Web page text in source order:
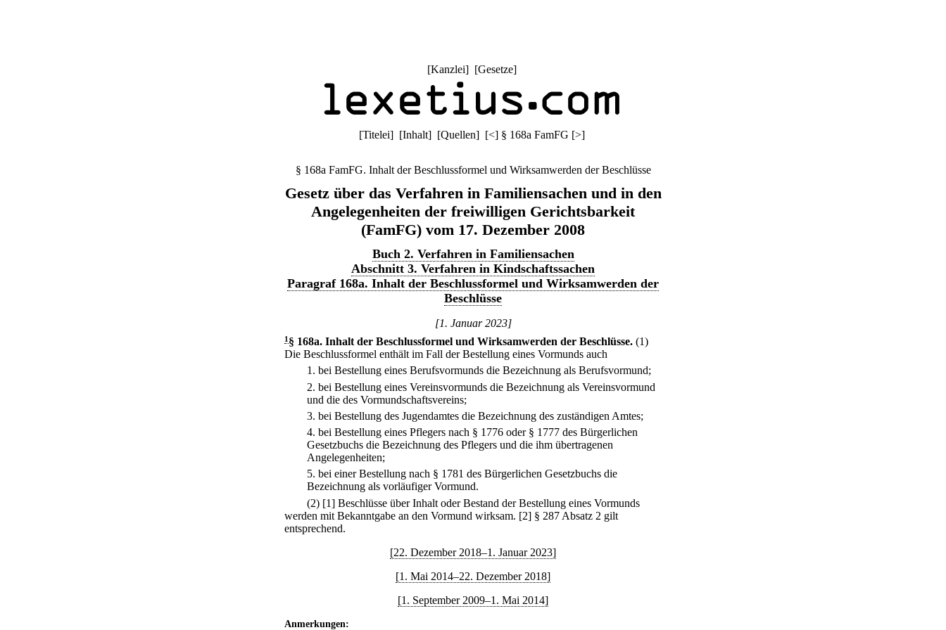
[Kanzlei] [Gesetze]
[Titelei] [Inhalt] [Quellen] [<] § 168a FamFG [>]
§ 168a FamFG. Inhalt der Beschlussformel und Wirksamwerden der Beschlüsse
Gesetz über das Verfahren in Familiensachen und in den
Angelegenheiten der freiwilligen Gerichtsbarkeit
(FamFG) vom 17. Dezember 2008
Buch 2. Verfahren in Familiensachen
Abschnitt 3. Verfahren in Kindschaftssachen
Paragraf 168a. Inhalt der Beschlussformel und Wirksamwerden der
Beschlüsse
[1. Januar 2023]
1 § 168a. Inhalt der Beschlussformel und Wirksamwerden der Beschlüsse. (1)
Die Beschlussformel enthält im Fall der Bestellung eines Vormunds auch
1. bei Bestellung eines Berufsvormunds die Bezeichnung als Berufsvormund;
2. bei Bestellung eines Vereinsvormunds die Bezeichnung als Vereinsvormund
und die des Vormundschaftsvereins;
3. bei Bestellung des Jugendamtes die Bezeichnung des zuständigen Amtes;
4. bei Bestellung eines Pflegers nach § 1776 oder § 1777 des Bürgerlichen
Gesetzbuchs die Bezeichnung des Pflegers und die ihm übertragenen
Angelegenheiten;
5. bei einer Bestellung nach § 1781 des Bürgerlichen Gesetzbuchs die
Bezeichnung als vorläufiger Vormund.
(2) [1] Beschlüsse über Inhalt oder Bestand der Bestellung eines Vormunds
werden mit Bekanntgabe an den Vormund wirksam. [2] § 287 Absatz 2 gilt
entsprechend.
[22. Dezember 2018–1. Januar 2023]
[1. Mai 2014–22. Dezember 2018]
[1. September 2009–1. Mai 2014]
Anmerkungen: